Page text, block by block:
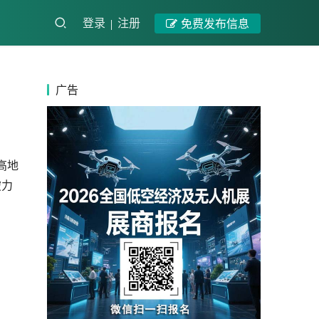
登录 注册 免费发布信息
地
广告